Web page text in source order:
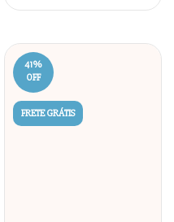
41%
OFF
FRETE GRÁTIS